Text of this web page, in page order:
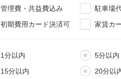
管理費・共益費込み
駐車場
初期費用カード決済可
家賃カ
1分以内
5分以内
15分以内
20分以